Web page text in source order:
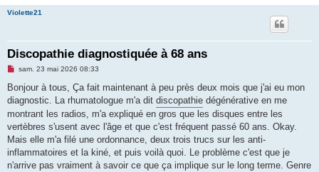
Violette21
Discopathie diagnostiquée à 68 ans
M
s
a
g
e
n
o
n
l
u
sam. 23 mai 2026 08:33
Bonjour à tous, Ça fait maintenant à peu près deux mois que j'ai eu mon
diagnostic. La rhumatologue m'a dit discopathie dégénérative en me
montrant les radios, m'a expliqué en gros que les disques entre les
vertèbres s'usent avec l'âge et que c'est fréquent passé 60 ans. Okay.
Mais elle m'a filé une ordonnance, deux trois trucs sur les anti-
inflammatoires et la kiné, et puis voilà quoi. Le problème c'est que je
n'arrive pas vraiment à savoir ce que ça implique sur le long terme. Genre